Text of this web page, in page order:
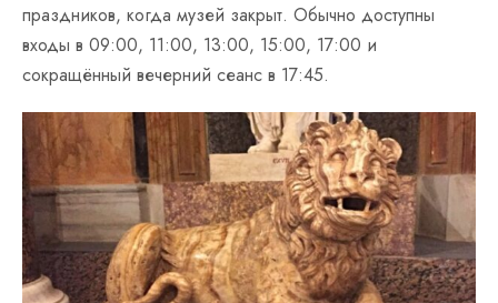
праздников, когда музей закрыт. Обычно доступны
входы в 09:00, 11:00, 13:00, 15:00, 17:00 и
сокращённый вечерний сеанс в 17:45.